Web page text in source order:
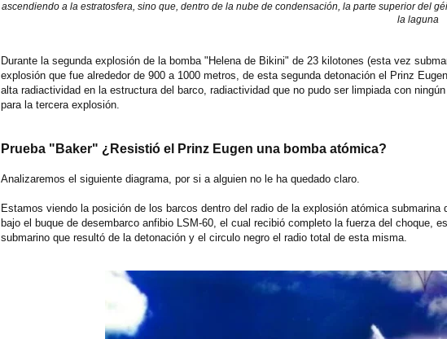
ascendiendo a la estratosfera, sino que, dentro de la nube de condensación, la parte superior del
la laguna
Durante la segunda explosión de la bomba "Helena de Bikini" de 23 kilotones (esta vez
explosión que fue alrededor de 900 a 1000 metros, de esta segunda detonación el Prinz
alta radiactividad en la estructura del barco, radiactividad que no pudo ser limpiada con
para la tercera explosión.
Prueba "Baker" ¿Resistió el Prinz Eugen una bomba atómica?
Analizaremos el siguiente diagrama, por si a alguien no le ha quedado claro.
Estamos viendo la posición de los barcos dentro del radio de la explosión atómica
bajo el buque de desembarco anfibio LSM-60, el cual recibió completo la fuerza del choque,
submarino que resultó de la detonación y el circulo negro el radio total de esta misma.